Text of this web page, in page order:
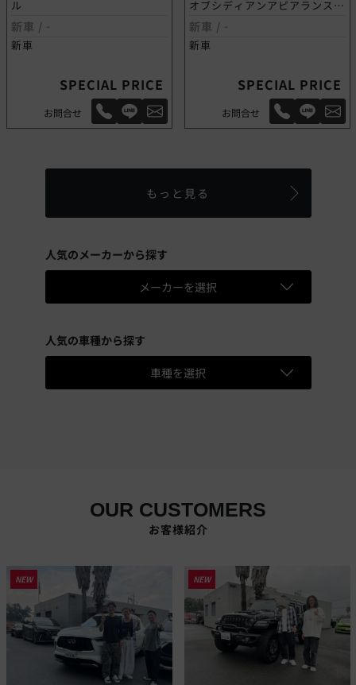
ル
新車 / -
新車
SPECIAL PRICE
お問合せ
オブシディアンアピアランスパ
新車 / -
新車
SPECIAL PRICE
お問合せ
もっと見る
人気のメーカーから探す
メーカーを選択
人気の車種から探す
車種を選択
OUR CUSTOMERS
お客様紹介
NEW NEW